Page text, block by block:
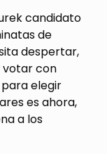
candidato
de
despertar,
votar con
elegir
es ahora,
a los